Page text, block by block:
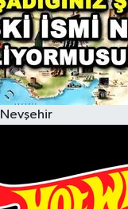
Nevşehir